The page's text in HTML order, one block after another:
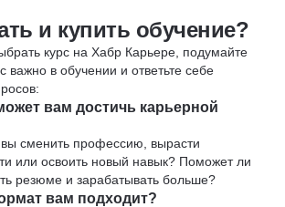
и купить обучение?
курс на Хабр Карьере, подумайте
важно в обучении и ответьте себе
вам достичь карьерной
сменить профессию, вырасти
или освоить новый навык? Поможет ли
резюме и зарабатывать больше?
вам подходит?